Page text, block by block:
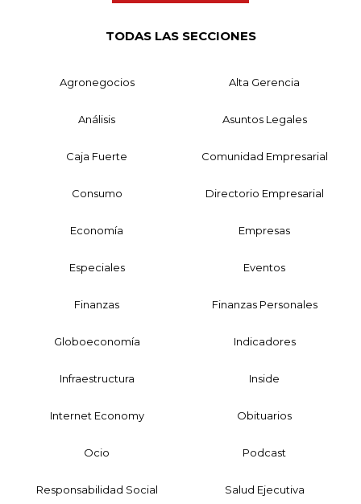
TODAS LAS SECCIONES
Agronegocios Alta Gerencia
Análisis Asuntos Legales
Caja Fuerte Comunidad Empresarial
Consumo Directorio Empresarial
Economía Empresas
Especiales Eventos
Finanzas Finanzas Personales
Globoeconomía Indicadores
Infraestructura Inside
Internet Economy Obituarios
Ocio Podcast
Responsabilidad Social Salud Ejecutiva